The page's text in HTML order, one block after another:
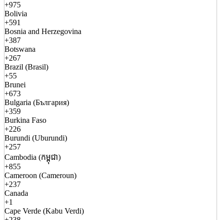
+975
Bolivia
+591
Bosnia and Herzegovina
+387
Botswana
+267
Brazil (Brasil)
+55
Brunei
+673
Bulgaria (България)
+359
Burkina Faso
+226
Burundi (Uburundi)
+257
Cambodia (កម្ពុជា)
+855
Cameroon (Cameroun)
+237
Canada
+1
Cape Verde (Kabu Verdi)